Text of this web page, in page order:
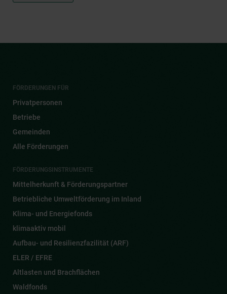
FÖRDERUNGEN FÜR
Privatpersonen
Betriebe
Gemeinden
Alle Förderungen
FÖRDERUNGSINSTRUMENTE
Mittelherkunft & Förderungspartner
Betriebliche Umweltförderung im Inland
Klima- und Energiefonds
klimaaktiv mobil
Aufbau- und Resilienzfazilität (ARF)
ELER / EFRE
Altlasten und Brachflächen
Waldfonds